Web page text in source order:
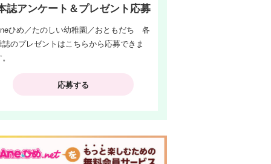
誌アンケート＆プレゼント応募
ひめ／たのしい幼稚園／おともだち 各
誌のプレゼントはこちらから応募できま
応募する